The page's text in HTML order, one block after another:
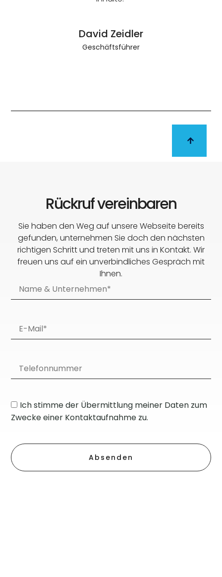
David Zeidler
Geschäftsführer
Rückruf vereinbaren
Sie haben den Weg auf unsere Webseite bereits
gefunden, unternehmen Sie doch den nächsten
richtigen Schritt und treten mit uns in Kontakt. Wir
freuen uns auf ein unverbindliches Gespräch mit
Ihnen.
Ich stimme der Übermittlung meiner Daten zum
Zwecke einer Kontaktaufnahme zu.
Absenden